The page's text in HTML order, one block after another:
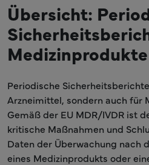
Übersicht:
Medizinprodukte
Periodische
Arzneimittel, sondern auch für
Gemäß der EU MDR/IVDR ist
kritische Maßnahmen und
Daten der Überwachung nach
eines Medizinprodukts oder